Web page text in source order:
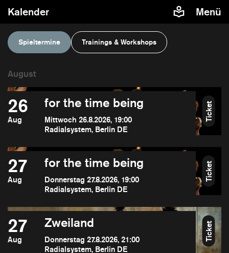
Kalender Menü
Spieltermine Trainings & Workshops
26
Aug
for the time being
Mittwoch 26.8.2026, 19:00
Radialsystem, Berlin DE
Ticket
27
Aug
for the time being
Donnerstag 27.8.2026, 19:00
Radialsystem, Berlin DE
Ticket
27
Aug
Zweiland
Donnerstag 27.8.2026, 21:00
Radialsystem, Berlin DE
Ticket